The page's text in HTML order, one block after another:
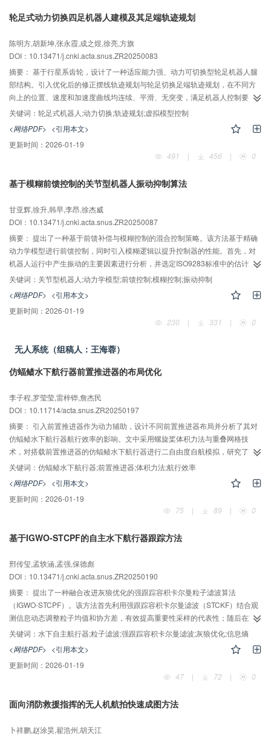
原始LIO-SLAM，整体轨迹误差降低至原始系统的70%。研究验证了视觉-激光-
与地图构建提供了新的思路。
轮足式动力切换四足机器人建模及其足端轨迹规划
陈明方,胡新坤,张永霞,成之煜,徐亮,方旗
DOI：10.13471/j.cnki.acta.snus.ZR20250083
摘要： 基于行星系齿轮，设计了一种适应能力强、动力可切换型轮足机器人腿
部结构。引入优化后的修正摆线轨迹规划与轮足切换足端轨迹规划，在不同方
向上的位置、速度和加速度曲线均连续、平滑、无突变，满足机器人控制要
求。基于虚拟模型控制方法，通过WEBOTS平台仿真与单腿实物样机实验，得
出摆线轨迹偏差集中于摆动相终点位置和抬腿最高点处，分别为20和5 mm；机
构重复定位最大偏差为4 mm，仅为其足端零部件半径（18 mm）的22.2%；轮
足切换足端轨迹在X
X 方向的平均误差约为2.4 mm，在
mm，可完成姿态切换任务。研究成果为轮足式复合机器人设计提供了较好的指
关键词： 轮足式机器人;动力切换;轨迹规划;虚拟模型控制
<网络PDF> <引用本文>
更新时间： 2026-01-19
491
| 456 | 0
基于模糊前馈控制的关节型机器人振动抑制算法
甘亚辉,徐升,韩早,李昂,徐杰威
DOI：10.13471/j.cnki.acta.snus.ZR20250087
摘要： 提出了一种基于前馈补偿与模糊控制的混合控制策略。该方法基于精确
动力学模型进行前馈控制，同时引入模糊逻辑以提升控制器的性能。首先，对
机器人运行中产生振动的主要因素进行分析，并选定ISO9283标准中的估计准
确度作为性能评估指标，用于量化轨迹跟踪误差与振动抑制的效果。文中将提
出的模糊前馈控制算法与传统PD控制、结合前馈补偿的PD控制进行了对比。仿
真结果表明，该方法在轨迹跟踪精度和振动抑制效果方面均表现出显著提升，
验证了方法的有效性与优越性。
关键词： 关节型机器人;动力学模型;前馈控制;模糊控制;振动抑制
<网络PDF> <引用本文>
更新时间： 2026-01-19
230
| 331 | 0
无人系统（组稿人：王海蓉）
仿蝠鲼水下航行器前置推进器的布局优化
李子程,罗莹莹,雷梓铧,詹杰民
DOI：10.11714/acta.snus.ZR20250197
摘要： 引入前置推进器作为动力辅助，设计不同前置推进器布局并分析了其对
仿蝠鲼水下航行器航行效率的影响。文中采用螺旋桨体积力法与重叠网格技
术，对搭载前置推进器的仿蝠鲼水下航行器进行二自由度自航模拟，研究了前
置推进器安装位置、角度等参数对水下航行器整体水动力性能的影响；同时，
对水下航行器启动加速到稳定航行的速度、升力系数、阻力系数、升阻比和俯
仰力矩系数以及稳定航行中的速度场、压力场和涡结构进行了分析。研究结果
显示，通过优化仿蝠鲼水下航行器的前置推进器的安装位置和角度，可显著提
升其航行效率；改变推进器的安装角度可有效提高水下航行器的升阻比和稳定
关键词： 仿蝠鲼水下航行器;前置推进器;体积力法;航行效率
<网络PDF> <引用本文>
更新时间： 2026-01-19
75
| 89 | 0
基于IGWO-STCPF的自主水下航行器跟踪方法
邢传玺,孟轶涵,孟强,保德彪
DOI：10.13471/j.cnki.acta.snus.ZR20250190
摘要： 提出了一种融合改进灰狼优化的强跟踪容积卡尔曼粒子滤波算法
（IGWO-STCPF）。该方法首先利用强跟踪容积卡尔曼滤波（STCKF）结合观
测信息动态调整粒子均值和协方差，有效提高重要性采样的代表性；随后在重
采样阶段引入信息熵加权的灰狼优化策略，以增强粒子的多样性并抑制退化现
象。仿真实验表明，相比STCKF、标准粒子滤波（PF）、粒子群优化滤波
（PSO-PF）和粒子群优化-立方卡尔曼粒子滤波（PSO-CPF）方法，所提算法
在轨迹估计精度上分别提升了13.41%、18.58%、21.86%和21.33%。结果验
证了IGWO-STCPF在复杂水下环境中具备更强的鲁棒性和跟踪性。
关键词： 水下自主航行器;粒子滤波;强跟踪容积卡尔曼滤波;灰狼优化;信息熵
<网络PDF> <引用本文>
更新时间： 2026-01-19
47
| 72 | 0
面向消防救援指挥的无人机航拍快速成图方法
卜祥鹏,赵涂昊,翟浩州,胡天江